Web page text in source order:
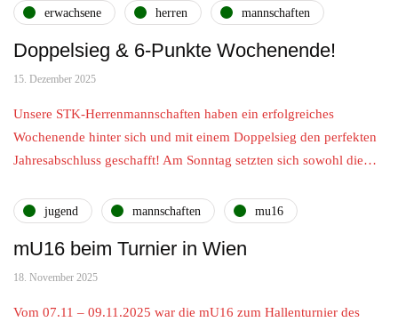
erwachsene herren mannschaften
Doppelsieg & 6-Punkte Wochenende!
15. Dezember 2025
Unsere STK-Herrenmannschaften haben ein erfolgreiches
Wochenende hinter sich und mit einem Doppelsieg den perfekten
Jahresabschluss geschafft! Am Sonntag setzten sich sowohl die…
jugend mannschaften mu16
mU16 beim Turnier in Wien
18. November 2025
Vom 07.11 – 09.11.2025 war die mU16 zum Hallenturnier des